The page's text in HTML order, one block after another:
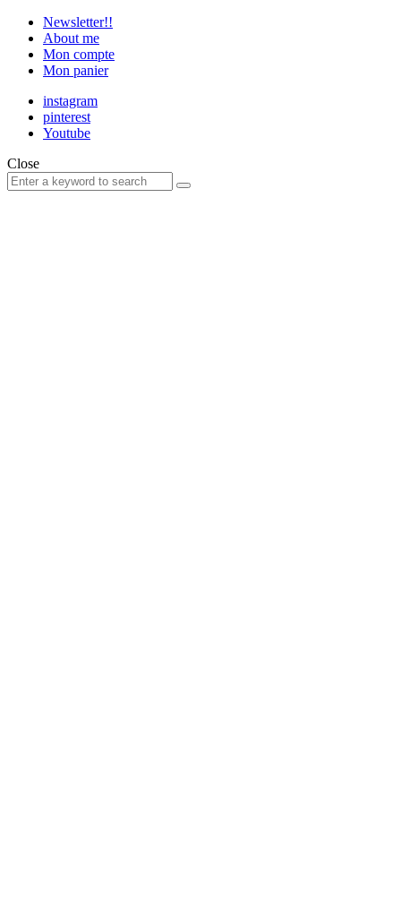
Newsletter!!
About me
Mon compte
Mon panier
instagram
pinterest
Youtube
Close
Search
for:
Search